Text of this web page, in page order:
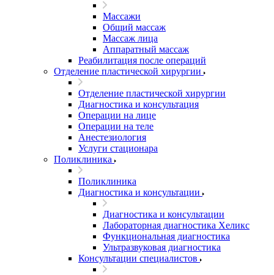
Массажи
Общий массаж
Массаж лица
Аппаратный массаж
Реабилитация после операций
Отделение пластической хирургии
Отделение пластической хирургии
Диагностика и консультация
Операции на лице
Операции на теле
Анестезиология
Услуги стационара
Поликлиника
Поликлиника
Диагностика и консультации
Диагностика и консультации
Лабораторная диагностика Хеликс
Функциональная диагностика
Ультразвуковая диагностика
Консультации специалистов